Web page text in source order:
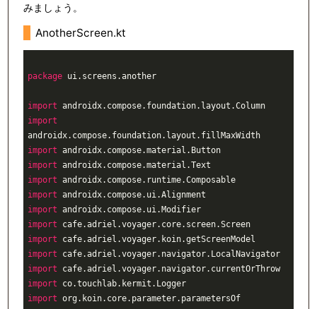
みましょう。
AnotherScreen.kt
package ui.screens.another
import
androidx.compose.foundation.layout.Column
import
androidx.compose.foundation.layout.fillMaxWidth
import
androidx.compose.material.Button
import
import
androidx.compose.runtime.Composable
import
import
androidx.compose.ui.Modifier
import
cafe.adriel.voyager.core.screen.Screen
import
import
cafe.adriel.voyager.navigator.LocalNavigator
import
cafe.adriel.voyager.navigator.currentOrThrow
import
co.touchlab.kermit.Logger
import org.koin.core.parameter. parametersOf